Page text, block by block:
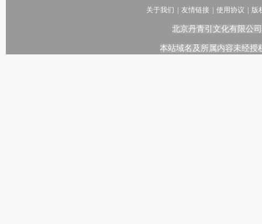
关于我们 友情链接 使用协议 版
北京丹青引文化有限公
本站域名及所属内容未经授